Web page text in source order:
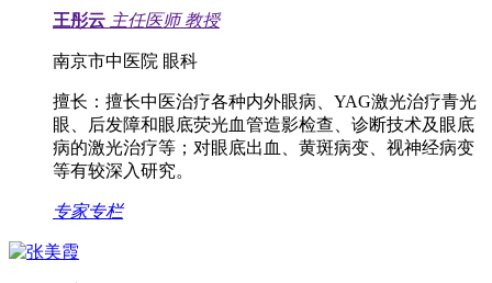
王彤云 主任医师 教授
南京市中医院 眼科
擅长： 擅长中医治疗各种内外眼病、YAG激光治疗青光
眼、后发障和眼底荧光血管造影检查、诊断技术及眼底
病的激光治疗等；对眼底出血、黄斑病变、视神经病变
等有较深入研究。
专家专栏